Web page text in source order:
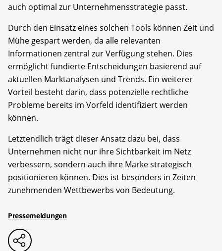
auch optimal zur Unternehmensstrategie passt.
Durch den Einsatz eines solchen Tools können Zeit und
Mühe gespart werden, da alle relevanten
Informationen zentral zur Verfügung stehen. Dies
ermöglicht fundierte Entscheidungen basierend auf
aktuellen Marktanalysen und Trends. Ein weiterer
Vorteil besteht darin, dass potenzielle rechtliche
Probleme bereits im Vorfeld identifiziert werden
können.
Letztendlich trägt dieser Ansatz dazu bei, dass
Unternehmen nicht nur ihre Sichtbarkeit im Netz
verbessern, sondern auch ihre Marke strategisch
positionieren können. Dies ist besonders in Zeiten
zunehmenden Wettbewerbs von Bedeutung.
Pressemeldungen